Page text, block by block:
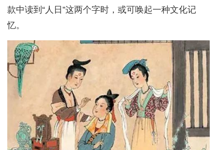
款中读到“人日”这两个字时，或可唤起一种文化记
忆。